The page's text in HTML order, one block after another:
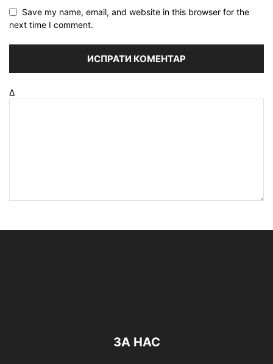
Save my name, email, and website in this browser for the
next time I comment.
Δ
ЗА НАС